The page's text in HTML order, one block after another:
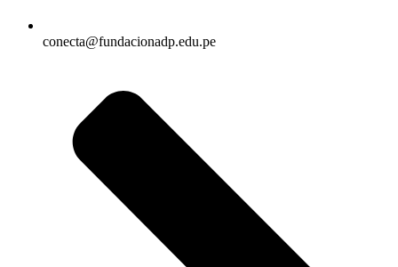
conecta@fundacionadp.edu.pe